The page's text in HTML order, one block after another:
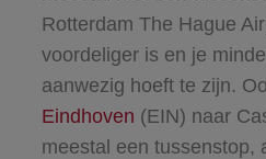
Rotterdam The Hague
voordeliger is en je
aanwezig hoeft te zijn.
Eindhoven (EIN) naar
meestal een tussenstop,